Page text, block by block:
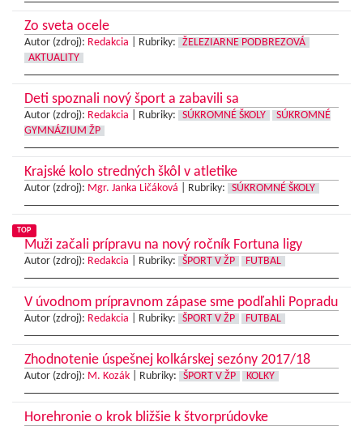
Zo sveta ocele
Autor (zdroj): Redakcia Rubriky:
ŽELEZIARNE PODBREZOVÁ
AKTUALITY
Deti spoznali nový šport a zabavili sa
Autor (zdroj): Redakcia Rubriky: SÚKROMNÉ ŠKOLY
SÚKROMNÉ
GYMNÁZIUM ŽP
Krajské kolo stredných škôl v atletike
Autor (zdroj): Mgr. Janka Ličáková Rubriky: SÚKROMNÉ ŠKOLY
TOP
Muži začali prípravu na nový ročník Fortuna ligy
Autor (zdroj): Redakcia Rubriky: ŠPORT V ŽP FUTBAL
V úvodnom prípravnom zápase sme podľahli Popradu
Autor (zdroj): Redakcia Rubriky: ŠPORT V ŽP FUTBAL
Zhodnotenie úspešnej kolkárskej sezóny 2017/18
Autor (zdroj): M. Kozák Rubriky: ŠPORT V ŽP KOLKY
Horehronie o krok bližšie k štvorprúdovke